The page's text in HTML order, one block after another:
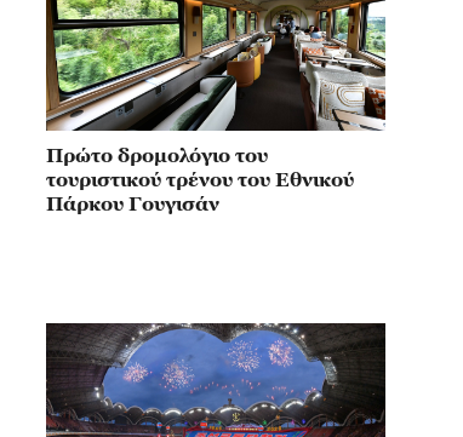
Πρώτο δρομολόγιο του
τουριστικού τρένου του Εθνικού
Πάρκου Γουγισάν